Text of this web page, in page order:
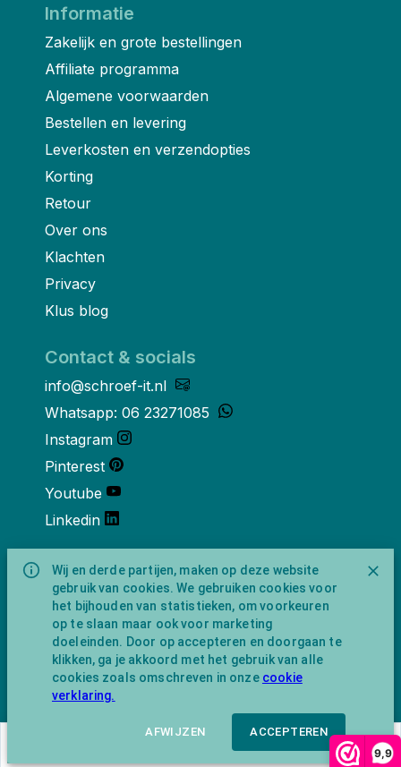
9,9
Wij en derde partijen, maken op deze website
gebruik van cookies. We gebruiken cookies voor
het bijhouden van statistieken, om voorkeuren
op te slaan maar ook voor marketing
doeleinden. Door op accepteren en doorgaan te
klikken, ga je akkoord met het gebruik van alle
cookies zoals omschreven in onze cookie
verklaring.
AFWIJZEN ACCEPTEREN
In winkelwagen
Informatie
Zakelijk en grote bestellingen
Affiliate programma
Algemene voorwaarden
Bestellen en levering
Leverkosten en verzendopties
Korting
Retour
Over ons
Klachten
Privacy
Klus blog
Contact & socials
info@schroef-it.nl
Whatsapp: 06 23271085
Instagram
Pinterest
Youtube
Linkedin
Over ons
Schroef-it is een handelsnaam van
NewFeather B.V. geregisteerd onder KVK
nummer 91702593 met BTW-
identificatienummer NL865743009B01.
Postadres Amsterdamseweg 91 1422 AC
Uithoorn (geen bezoekadres).